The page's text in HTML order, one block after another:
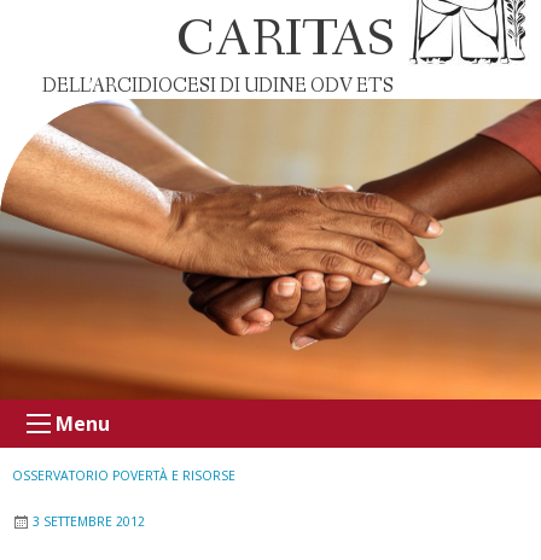
CARITAS
DELL’ARCIDIOCESI DI UDINE ODV ETS
Menu
OSSERVATORIO POVERTÀ E RISORSE
3 SETTEMBRE 2012